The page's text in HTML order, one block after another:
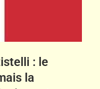
: le
la